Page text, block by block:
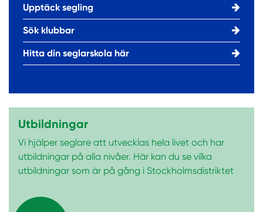
Upptäck segling
Sök klubbar
Hitta din seglarskola här
Utbildningar
Vi hjälper seglare att utvecklas hela livet och har
utbildningar på alla nivåer. Här kan du se vilka
utbildningar som är på gång i Stockholmsdistriktet